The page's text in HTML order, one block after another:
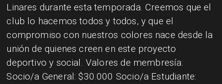
Linares durante esta temporada. Creemos que el
club lo hacemos todos y todos, y que el
compromiso con nuestros colores nace desde la
unión de quienes creen en este proyecto
deportivo y social. Valores de membresía:
Socio/a General: $30.000 Socio/a Estudiante: